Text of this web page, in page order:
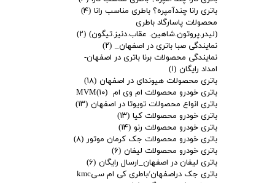
باتری رانا چندآمپره؟ باطری مناسب رانا (۴)
محصولات پاسارگاد باطری
(لیدر.پروتون.شاهین. عقاب.دنیز.تیگون) (۲)
نمایندگی صبا باتری در اصفهان_
(۲)
نمایندگی محصولات برنا باتری در اصفهان-
امداد رایگان (۱)
باتری محصولات هیوندای در اصفهان (۱۸)
باتری خودرو محصولات ام وی ام MVM (۱۰)
باتری انواع محصولات تویوتا در اصفهان (۱۳)
باتری خودرو محصولات کیا (۱۳)
باتری خودرو محصولات رنو (۱۴)
باتری خودرو محصولات جک کرمان موتور (۸)
باتری خودرو محصولات لیفان (۶)
باتری لیفان در اصفهان_ارسال رایگان (۶)
باتری جک دراصفهان/باطری کی ام سیkmc